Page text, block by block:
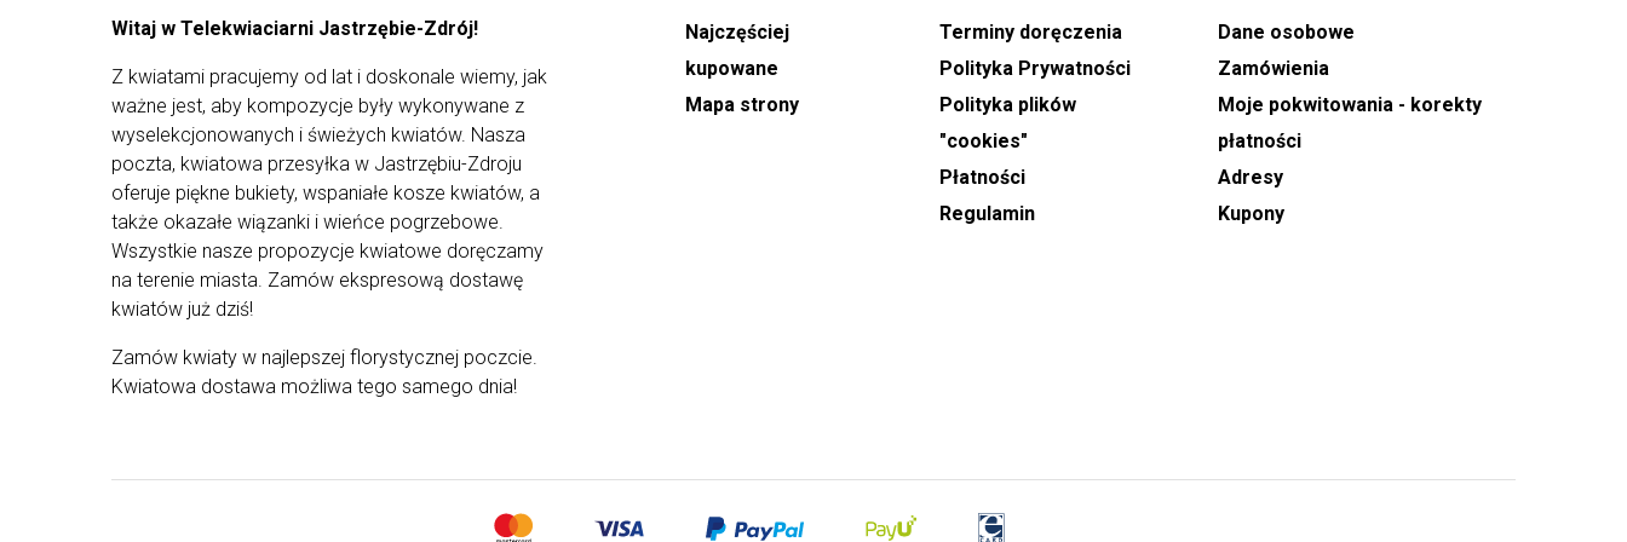
najlepszych dostawców. Kompozycje od naszych
wyselekcjonowanych roślin, by wyjątkowe
kompozycje mogły trafić prosto do rąk waszych
najbliższych. Z uwagi na ograniczoną dostępność
kwiatów od dostawców i występowanie ich
różnych rodzajów - kompozycja może różnić się
od tej przedstawionej na zdjęciu.
realizowane są w godzinach od 9:00 do 21:00.
Podczas składania zamówienia można wskazać
konkretny dzień dostawy oraz wybrać orientacyjny,
dwugodzinny przedział czasowy, w którym kwiaty
Dzień Babci, Walentynki, Dzień
ceremonii, co pozwala na właściwe zaplanowanie
Witaj w Telekwiaciarni Jastrzębie-Zdrój!
Z kwiatami pracujemy od lat i doskonale wiemy, jak
ważne jest, aby kompozycje były wykonywane z
wyselekcjonowanych i świeżych kwiatów. Nasza
poczta, kwiatowa przesyłka w Jastrzębiu-Zdroju
oferuje piękne bukiety, wspaniałe kosze kwiatów, a
także okazałe wiązanki i wieńce pogrzebowe.
Wszystkie nasze propozycje kwiatowe doręczamy
na terenie miasta. Zamów ekspresową dostawę
kwiatów już dziś!
Zamów kwiaty w najlepszej florystycznej poczcie.
Kwiatowa dostawa możliwa tego samego dnia!
Najczęściej
kupowane
Mapa strony
Terminy doręczenia
Polityka Prywatności
Polityka plików
"cookies"
Płatności
Regulamin
Dane osobowe
Zamówienia
Moje pokwitowania - korekty
płatności
Adresy
Kupony